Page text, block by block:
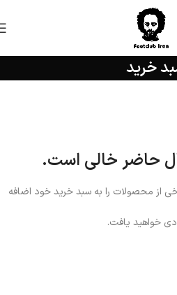
خرید
حاضر خالی است.
از محصولات را به سبد خرید خود اضافه
خواهید یافت.